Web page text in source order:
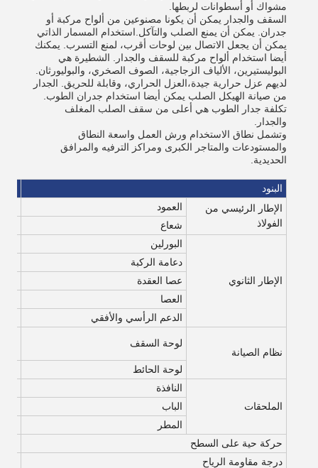
مشواك أو أسطوانات لربطها.
السقف والجدار يمكن أن يكونا مصنوعين من ألواح مركبة أو
جدران. يمكن أن يمنع الصلب والتآكل.استخدام المسمار الذاتي
يمكن أن يجعل الاتصال بين لوحات أقرب، لمنع التسرب. يمكنك
أيضا استخدام ألواح مركبة للسقف والجدار. الشطيرة هي
البوليستيرين، الألياف الزجاجية، الصوف الصخري، والبوليورثان.
لديهم عزل حرارية جيدة،العزل الحراري، وقابلة للحريق. الجدار
من صيانة الهيكل الصلب يمكن أيضا استخدام جدران الطوب.
تكلفة جدار الطوب هي أعلى من سقف الصلب المغلف
والجدار.
وتشمل نطاق الاستخدام ورش العمل واسعة النطاق
والمستودعات والمتاجر الكبرى ومراكز الترفيه والمرافق
الحديدية.
البنود
الإطار الرئيسي من
الفولاذ
العمود
شعاع
الإطار الثانوي
البورلين
دعامة الركبة
عصا العقدة
العصا
الدعم الرأسي والأفقي
نظام الصيانة
لوحة السقف
لوحة الحائط
الملحقات
النافذة
الباب
المطر
حركة حية على السطح
درجة مقاومة الرياح